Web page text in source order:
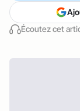
Écoutez cet